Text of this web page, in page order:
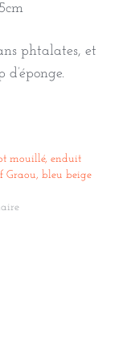
phtalates, et
mouillé, enduit
Graou, bleu beige